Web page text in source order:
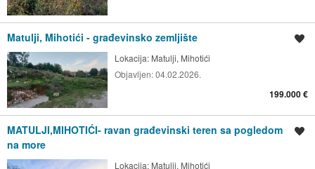
Matulji, Mihotići - građevinsko zemljište
Lokacija: Matulji, Mihotići
Objavljen:04.02.2026.
199.000 €
MATULJI,MIHOTIĆI- ravan građevinski teren sa pogledom
na more
Lokacija: Matulji, Mihotići